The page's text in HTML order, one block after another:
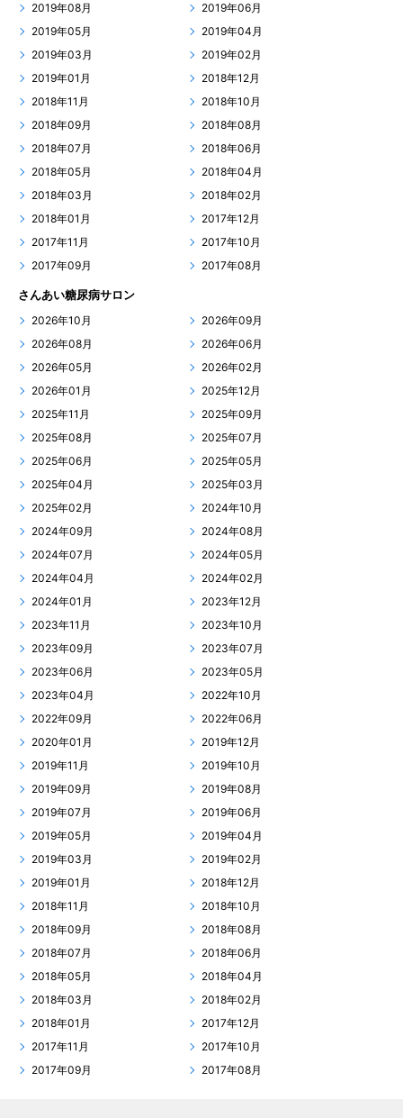
2019年08月
2019年06月
2019年05月
2019年04月
2019年03月
2019年02月
2019年01月
2018年12月
2018年11月
2018年10月
2018年09月
2018年08月
2018年07月
2018年06月
2018年05月
2018年04月
2018年03月
2018年02月
2018年01月
2017年12月
2017年11月
2017年10月
2017年09月
2017年08月
さんあい糖尿病サロン
2026年10月
2026年09月
2026年08月
2026年06月
2026年05月
2026年02月
2026年01月
2025年12月
2025年11月
2025年09月
2025年08月
2025年07月
2025年06月
2025年05月
2025年04月
2025年03月
2025年02月
2024年10月
2024年09月
2024年08月
2024年07月
2024年05月
2024年04月
2024年02月
2024年01月
2023年12月
2023年11月
2023年10月
2023年09月
2023年07月
2023年06月
2023年05月
2023年04月
2022年10月
2022年09月
2022年06月
2020年01月
2019年12月
2019年11月
2019年10月
2019年09月
2019年08月
2019年07月
2019年06月
2019年05月
2019年04月
2019年03月
2019年02月
2019年01月
2018年12月
2018年11月
2018年10月
2018年09月
2018年08月
2018年07月
2018年06月
2018年05月
2018年04月
2018年03月
2018年02月
2018年01月
2017年12月
2017年11月
2017年10月
2017年09月
2017年08月